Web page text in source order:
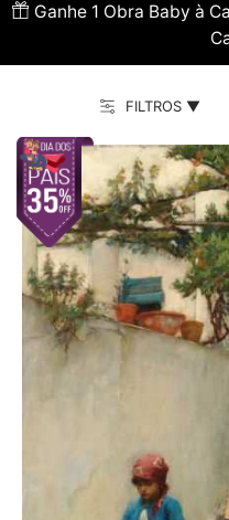
Ganhe 1 Obra Baby à
FILTROS ▼